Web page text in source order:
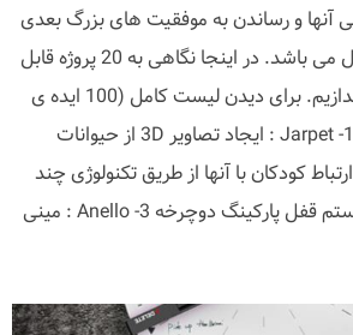
آنها و رساندن به موفقیت های بزرگ بعدی
در زمینه طراحی محصول می باشد. در اینجا نگاهی به 20 پروژه قابل
توجه این مسابقه می اندازیم. برای دیدن لیست کامل (100 ایده ی
برتر) اینجا کلیک کنید. 1- Jarpet : ایجاد تصاویر 3D از حیوانات
کودکان با آنها از طریق تکنولوژی چند